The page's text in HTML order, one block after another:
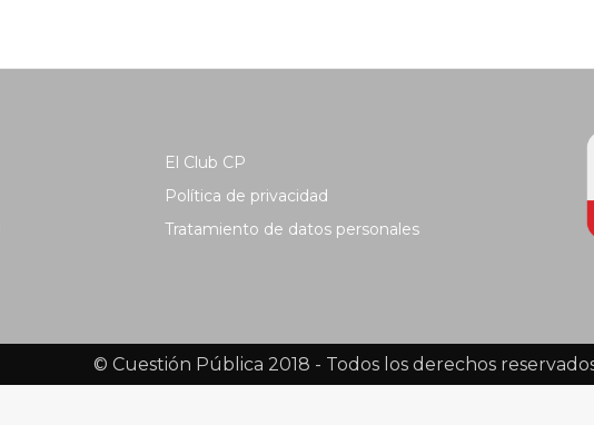
El Club CP
Política de privacidad
Tratamiento de datos personales
© Cuestión Pública 2018 - Todos los derechos